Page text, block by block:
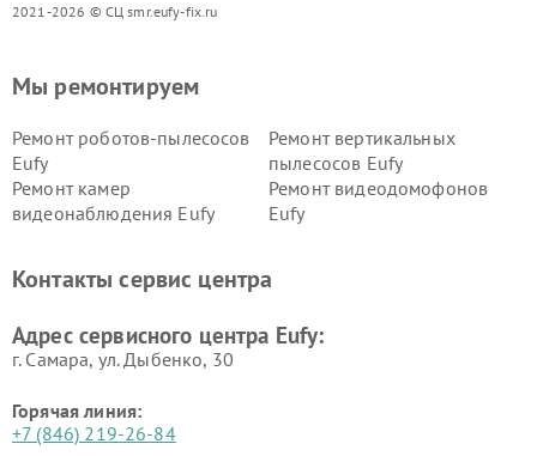
2021-2026 © СЦ smr.eufy-fix.ru
Мы ремонтируем
Ремонт роботов-пылесосов
Eufy
Ремонт вертикальных
пылесосов Eufy
Ремонт камер
видеонаблюдения Eufy
Ремонт видеодомофонов
Eufy
Контакты сервис центра
Адрес сервисного центра Eufy:
г. Самара, ул. Дыбенко, 30
Горячая линия:
+7 (846) 219-26-84